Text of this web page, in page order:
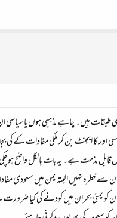
طبقات ہیں۔ چاہے مذہبی ہوں یا
اور کا ایجنٹ بن کر ملکی مفادات کے
قابل مذمت ہے۔ یہ بات بالکل واضح
خطرہ نہیں البتہ یمن میں سعودی
کو یمنی بحران میں کودنے کی کیا